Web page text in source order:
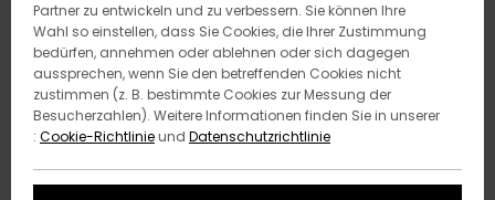
Partner zu entwickeln und zu verbessern. Sie können Ihre
Wahl so einstellen, dass Sie Cookies, die Ihrer Zustimmung
bedürfen, annehmen oder ablehnen oder sich dagegen
aussprechen, wenn Sie den betreffenden Cookies nicht
zustimmen (z. B. bestimmte Cookies zur Messung der
Besucherzahlen). Weitere Informationen finden Sie in unserer
: Cookie-Richtlinieund Datenschutzrichtlinie